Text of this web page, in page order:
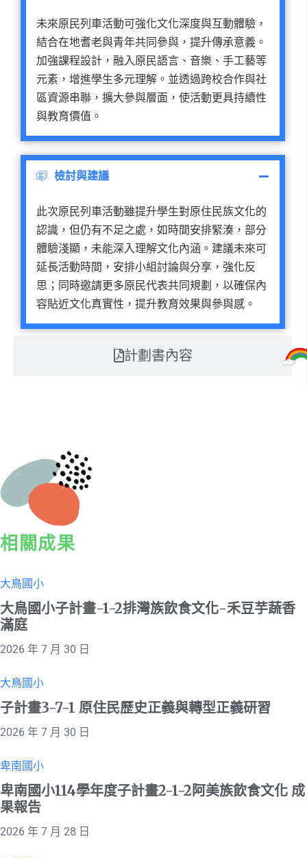
計劃書內容
未來原民列車活動可強化文化深度與互動體驗，
結合在地耆老與青年共同參與，提升傳承意義。
加強課程設計，融入原民語言、音樂、手工藝等
元素，增進學生多元理解。並透過跨校合作與社
區資源串聯，擴大參與層面，使活動更具持續性
與教育價值。
檢討與建議
此次原民列車活動雖提升學生對原住民族文化的
認識，但仍有不足之處，如時間安排緊湊，部分
體驗淺顯，未能深入理解文化內涵。建議未來可
延長活動時間，安排小組討論與分享，強化反
思；同時邀請更多原民代表共同規劃，以確保內
容貼近文化真實性，提升教育效果與參與感。
相關成果
大鳥國小
大鳥國小子計畫-1-2排灣族飲食文化-禾豆芋蔬香
滿庭
2026 年 7 月 30 日
大鳥國小
子計畫3-7-1 原住民歷史正義與轉型正義研習
2026 年 7 月 30 日
卑南國小
卑南國小114學年度子計畫2-1-2阿美族飲食文化 成
果報告
2026 年 7 月 28 日